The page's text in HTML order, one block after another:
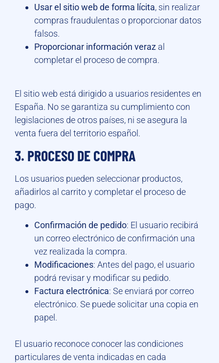
Usar el sitio web de forma lícita, sin realizar
compras fraudulentas o proporcionar datos
falsos.
Proporcionar información veraz al
completar el proceso de compra.
El sitio web está dirigido a usuarios residentes en
España. No se garantiza su cumplimiento con
legislaciones de otros países, ni se asegura la
venta fuera del territorio español.
3. PROCESO DE COMPRA
Los usuarios pueden seleccionar productos,
añadirlos al carrito y completar el proceso de
pago.
Confirmación de pedido: El usuario recibirá
un correo electrónico de confirmación una
vez realizada la compra.
Modificaciones: Antes del pago, el usuario
podrá revisar y modificar su pedido.
Factura electrónica: Se enviará por correo
electrónico. Se puede solicitar una copia en
papel.
El usuario reconoce conocer las condiciones
particulares de venta indicadas en cada